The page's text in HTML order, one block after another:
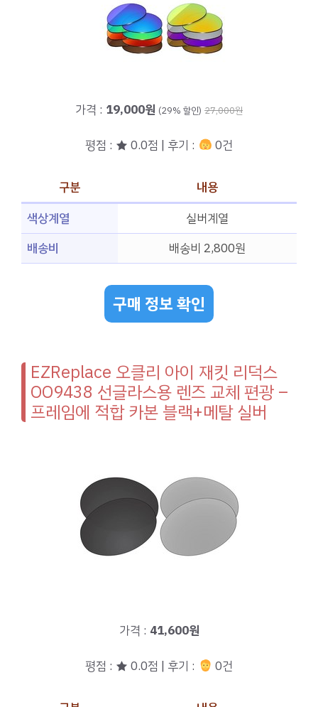
가격 : 19,000원 (29% 할인) 27,000원
평점 : ★ 0.0점 | 후기 : 0건
구분
내용
색상계열
실버계열
배송비
배송비 2,800원
구매 정보 확인
EZReplace 오클리 아이 재킷 리덕스
OO9438 선글라스용 렌즈 교체 편광 –
프레임에 적합 카본 블랙+메탈 실버
가격 : 41,600원
평점 : ★ 0.0점 | 후기 : 0건